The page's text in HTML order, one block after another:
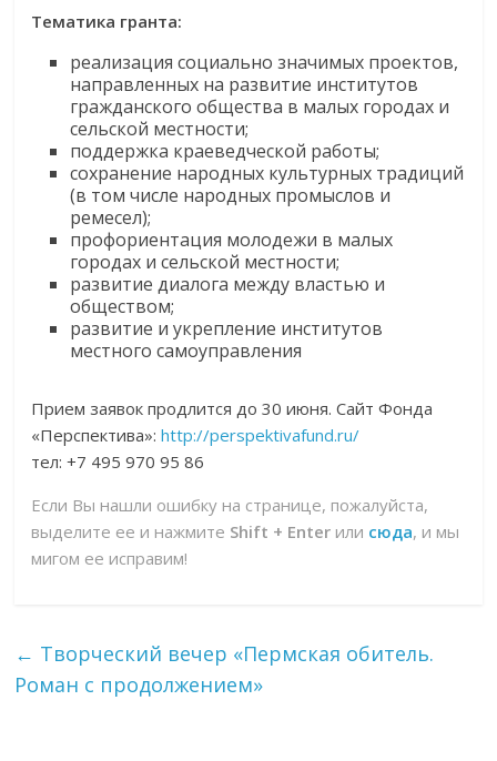
Тематика гранта:
реализация социально значимых проектов,
направленных на развитие институтов
гражданского общества в малых городах и
сельской местности;
поддержка краеведческой работы;
сохранение народных культурных традиций
(в том числе народных промыслов и
ремесел);
профориентация молодежи в малых
городах и сельской местности;
развитие диалога между властью и
обществом;
развитие и укрепление институтов
местного самоуправления
Прием заявок продлится до 30 июня. Сайт Фонда
«Перспектива»:http://perspektivafund.ru/
тел: +7 495 970 95 86
Если Вы нашли ошибку на странице, пожалуйста,
выделите ее и нажмите Shift + Enter или сюда, и мы
мигом ее исправим!
← Творческий вечер «Пермская обитель.
Роман с продолжением»